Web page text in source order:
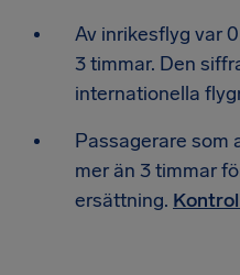
Av inrikesflyg var
3 timmar. Den
internationella
Passagerare som
mer än 3 timmar
ersättning.